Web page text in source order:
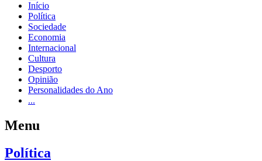
Início
Política
Sociedade
Economia
Internacional
Cultura
Desporto
Opinião
Personalidades do Ano
...
Menu
Política